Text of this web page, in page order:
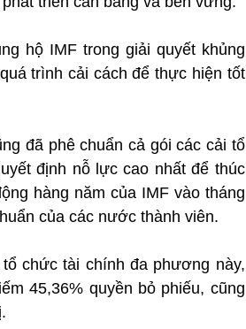
hộ IMF trong giải quyết khủng
trình cải cách để thực hiện tốt
đã phê chuẩn cả gói các cải tổ
định nỗ lực cao nhất để thúc
hàng năm của IMF vào tháng
của các nước thành viên.
chức tài chính đa phương này,
45,36% quyền bỏ phiếu, cũng